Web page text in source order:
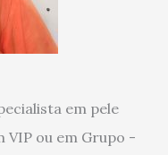
em pele
VIP ou em Grupo -